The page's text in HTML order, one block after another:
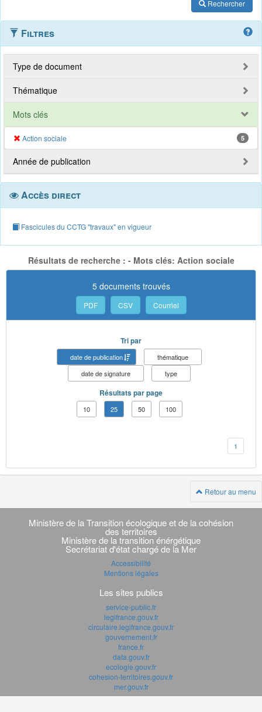
Rechercher
Filtres
Type de document
Thématique
Mots clés
Action sociale 5
Année de publication
Accès direct
Fascicules du CCTG "travaux" en vigueur
Résultats de recherche : - Mots clés: Action sociale
5 documents trouvés
PDF CSV Courriel
Tri par
date de publication
thématique
date de signature
type
Résultats par page
10 25 50 100
1
Retour au menu
Navigation
transverse
Ministère de la Transition écologique et de la cohésion
des territoires
Ministère de la transition énérgétique
Secrétariat d'état chargé de la Mer
Accessibilité
Mentions légales
Les sites publics
service-public.fr
legifrance.gouv.fr
circulaire.legifrance.gouv.fr
gouvernement.fr
france.fr
data.gouv.fr
ecologie.gouv.fr
cohesion-territoires.gouv.fr
mer.gouv.fr